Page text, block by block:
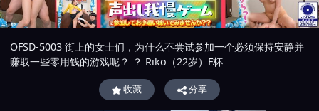
OFSD-5003 街上的女士们，为什么不尝试参加一个必须保持安静并
赚取一些零用钱的游戏呢？ ？ Riko（22岁）F杯
收藏 分享